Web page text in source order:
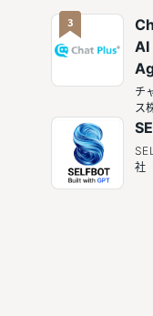
3
AI
チ
ス
社